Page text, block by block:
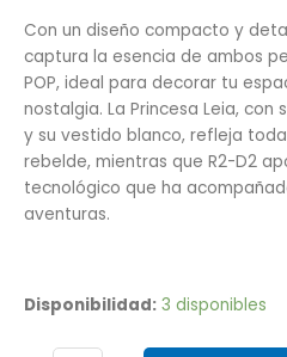
Con un diseño compacto y
captura la esencia de ambos
POP, ideal para decorar tu
nostalgia. La Princesa Leia, con
y su vestido blanco, refleja
rebelde, mientras que R2-D2
tecnológico que ha
aventuras.
Disponibilidad: 3 disponibles
Bitty
–